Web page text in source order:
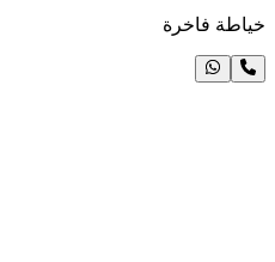
خياطة فاخرة